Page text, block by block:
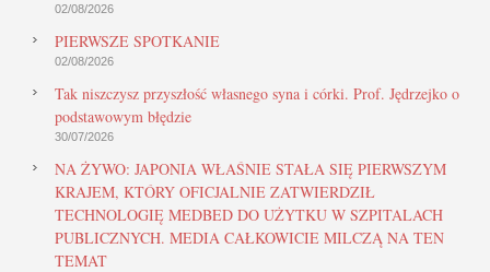
02/08/2026
PIERWSZE SPOTKANIE
02/08/2026
Tak niszczysz przyszłość własnego syna i córki. Prof. Jędrzejko o
podstawowym błędzie
30/07/2026
NA ŻYWO: JAPONIA WŁAŚNIE STAŁA SIĘ PIERWSZYM
KRAJEM, KTÓRY OFICJALNIE ZATWIERDZIŁ
TECHNOLOGIĘ MEDBED DO UŻYTKU W SZPITALACH
PUBLICZNYCH. MEDIA CAŁKOWICIE MILCZĄ NA TEN
TEMAT